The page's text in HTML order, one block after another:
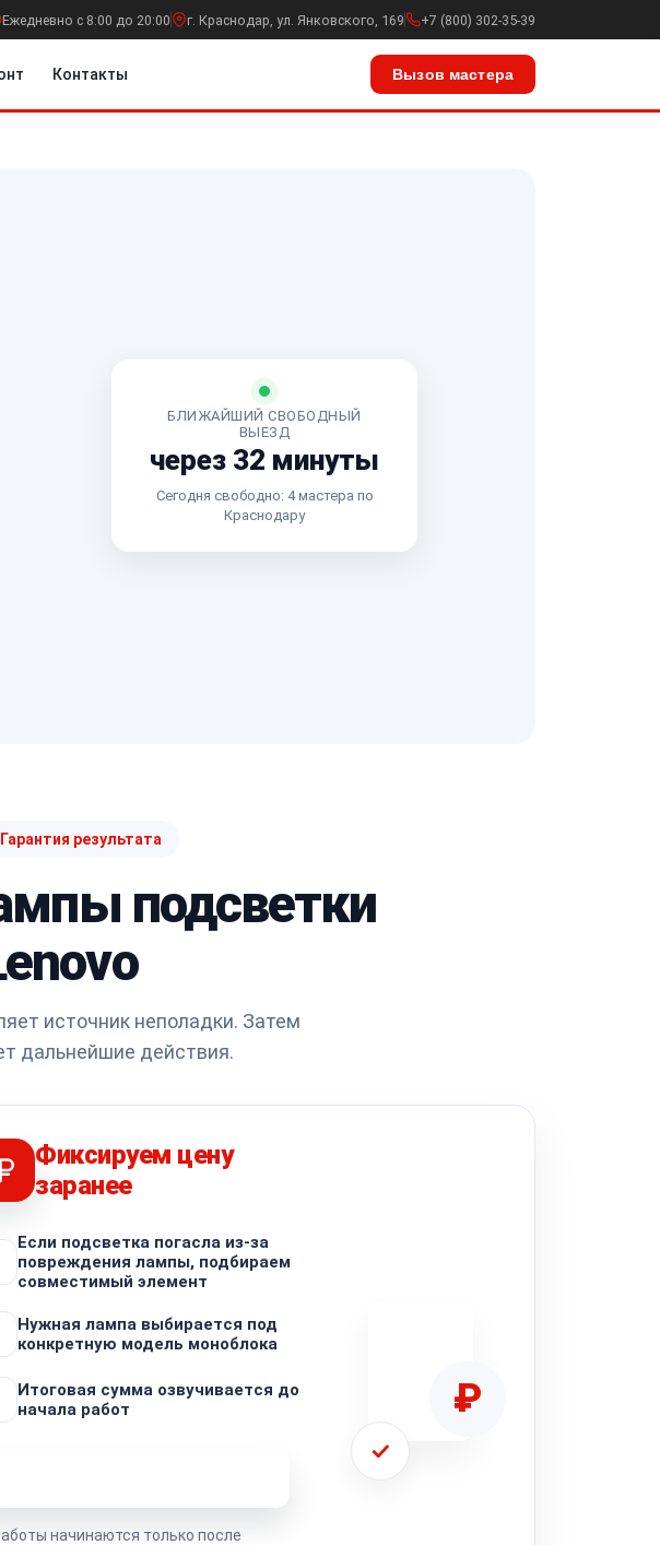
Ежедневно с 8:00 до 20:00 г. Краснодар, ул. Янковского, 169 +7 (800) 302-35-39
Контакты Вызов мастера
БЛИЖАЙШИЙ СВОБОДНЫЙ
ВЫЕЗД
через 32 минуты
Сегодня свободно: 4 мастера по
Краснодару
результата
подсветки
источник неполадки. Затем
дальнейшие действия.
Фиксируем цену
заранее
Если подсветка погасла из-за
повреждения лампы, подбираем
совместимый элемент
Нужная лампа выбирается под
конкретную модель моноблока
Итоговая сумма озвучивается до
начала работ
начинаются только после
₽